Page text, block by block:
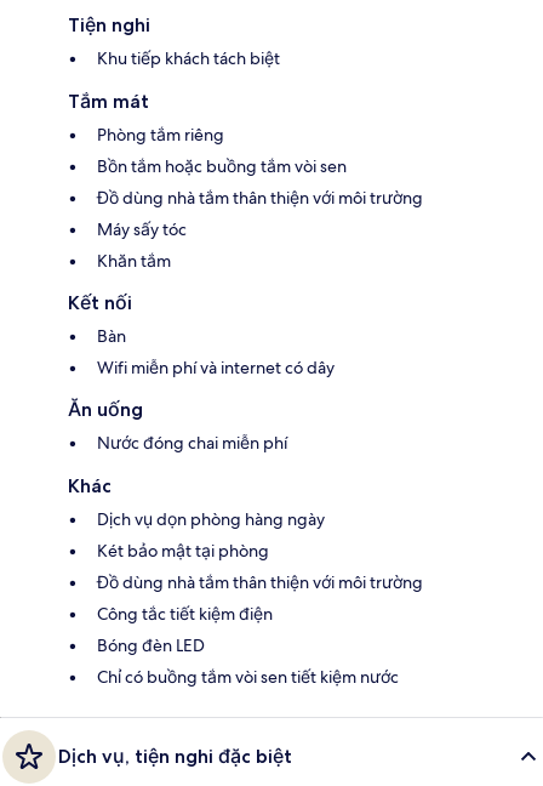
Tiện nghi
Khu tiếp khách tách biệt
Tắm mát
Phòng tắm riêng
Bồn tắm hoặc buồng tắm vòi sen
Đồ dùng nhà tắm thân thiện với môi trường
Máy sấy tóc
Khăn tắm
Kết nối
Bàn
Wifi miễn phí và internet có dây
Ăn uống
Nước đóng chai miễn phí
Khác
Dịch vụ dọn phòng hàng ngày
Két bảo mật tại phòng
Đồ dùng nhà tắm thân thiện với môi trường
Công tắc tiết kiệm điện
Bóng đèn LED
Chỉ có buồng tắm vòi sen tiết kiệm nước
Dịch vụ, tiện nghi đặc biệt